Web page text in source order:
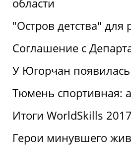
области
"Остров детства"
Соглашение с
У Югорчан появилась
Тюмень спортивная:
Итоги WorldSkills
Герои минувшего